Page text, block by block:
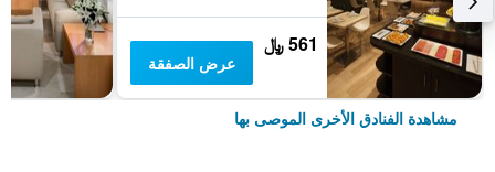
561 ﷼
عرض الصفقة
مشاهدة الفنادق الأخرى الموصى بها